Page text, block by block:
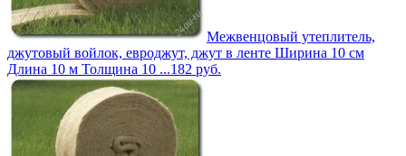
Межвенцовый утеплитель,
джутовый войлок, евроджут, джут в ленте Ширина 10 см
Длина 10 м Толщина 10 ...182 руб.